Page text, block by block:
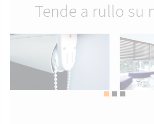
Tende a rullo su